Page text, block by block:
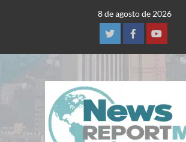
8 de agosto de 2026
TwitterFacebookYoutube